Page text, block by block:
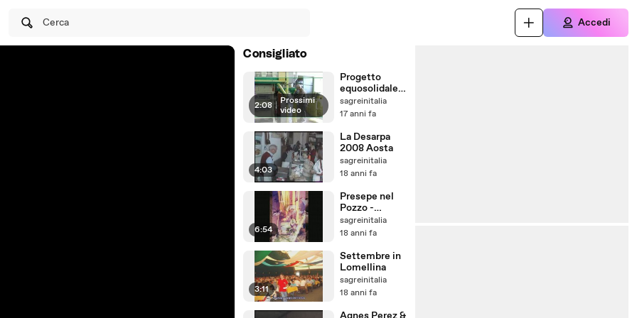
Cerca Accedi
Consigliato
2:08 | Prossimi
video
Progetto
equosolidale
Spiga & Madia
sagreinitalia
17 anni fa
4:03
La Desarpa
2008 Aosta
sagreinitalia
18 anni fa
6:54
Presepe nel
Pozzo -
Orvieto
(Terni)
sagreinitalia
18 anni fa
3:11
Settembre in
Lomellina
sagreinitalia
18 anni fa